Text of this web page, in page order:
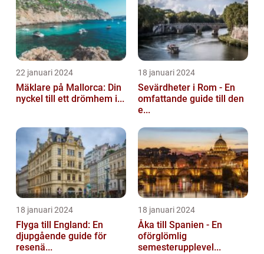
par...
22 januari 2024
Mäklare på Mallorca: Din
nyckel till ett drömhem i...
18 januari 2024
Sevärdheter i Rom - En
omfattande guide till den
e...
18 januari 2024
Flyga till England: En
djupgående guide för
resenä...
18 januari 2024
Åka till Spanien - En
oförglömlig
semesterupplevel...